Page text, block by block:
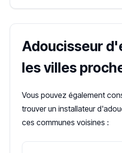
Adoucisseur
les villes
Vous pouvez également
trouver un installateur
ces communes voisines :